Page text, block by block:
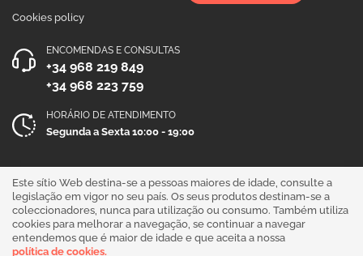
Cookies policy
ENCOMENDAS E CONSULTAS
+34 968 219 849
+34 968 223 759
HORÁRIO DE ATENDIMENTO
Segunda a Sexta 10:00 - 19:00
Este sítio Web destina-se a pessoas maiores de idade, consulte a
legislação em vigor no seu país. Os seus produtos destinam-se a
coleccionadores, nunca para utilização ou consumo. Também utiliza
cookies para melhorar a navegação, se continuar a navegar
entendemos que é maior de idade e que aceita a nossa
política de cookies.